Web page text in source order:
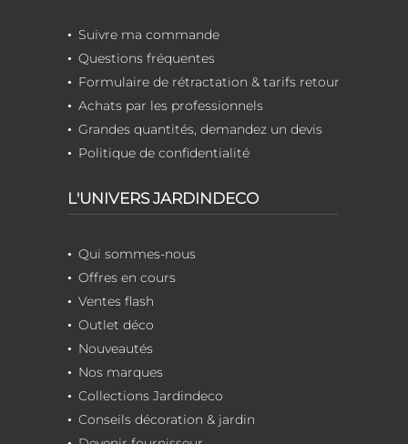
Suivre ma commande
Questions fréquentes
Formulaire de rétractation & tarifs retour
Achats par les professionnels
Grandes quantités, demandez un devis
Politique de confidentialité
L'UNIVERS JARDINDECO
Qui sommes-nous
Offres en cours
Ventes flash
Outlet déco
Nouveautés
Nos marques
Collections Jardindeco
Conseils décoration & jardin